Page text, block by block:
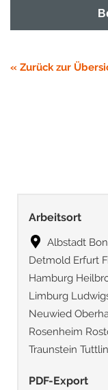
« Zurück zur
Arbeitsort
Albstadt
Detmold Erfurt
Hamburg
Limburg
Neuwied
Rosenheim
Traunstein
PDF-Export